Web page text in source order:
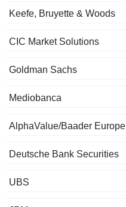
Keefe, Bruyette & Woods
CIC Market Solutions
Goldman Sachs
Mediobanca
AlphaValue/Baader Europe
Deutsche Bank Securities
UBS